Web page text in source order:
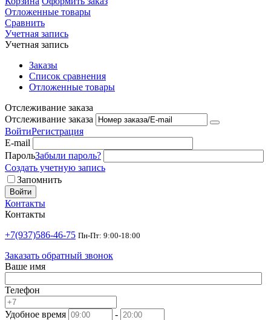
Отложенные товары
Сравнить
Учетная запись
Учетная запись
Заказы
Список сравнения
Отложенные товары
Отслеживание заказа
Отслеживание заказа
ВойтиРегистрация
E-mail
ПарольЗабыли пароль?
Создать учетную запись
Запомнить
Войти
Контакты
Контакты
+7(937)586-46-75 Пн-Пт: 9:00-18:00
Заказать обратный звонок
Ваше имя
Телефон
Удобное время -